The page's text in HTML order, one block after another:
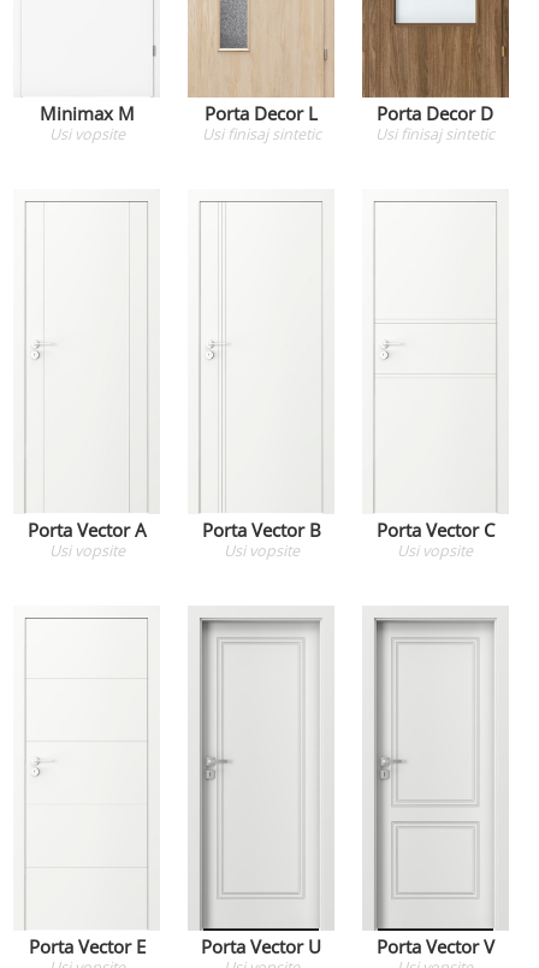
Minimax M
Usi vopsite
Porta Decor L
Usifinisaj sintetic
Porta Decor D
Usifinisaj sintetic
Porta Vector A
Usi vopsite
Porta Vector B
Usi vopsite
Porta Vector C
Usi vopsite
Porta Vector E Porta Vector U Porta Vector V